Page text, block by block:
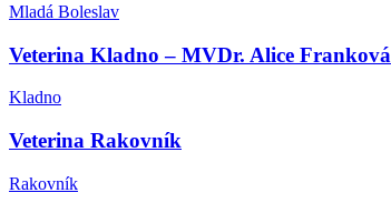
Mladá Boleslav
Veterina Kladno – MVDr. Alice Franková
Kladno
Veterina Rakovník
Rakovník